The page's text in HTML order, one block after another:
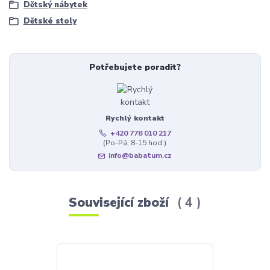
Dětský nábytek
Dětské stoly
Potřebujete poradit?
Rychlý kontakt
+420 778 010 217
(Po-Pá, 8-15 hod.)
info@babatum.cz
Související zboží 4